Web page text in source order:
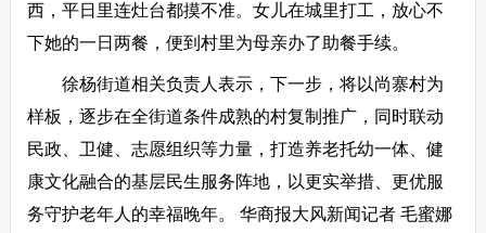
西，平日里连灶台都摸不准。女儿在城里打工，放心不
下她的一日两餐，便到村里为母亲办了助餐手续。
徐杨街道相关负责人表示，下一步，将以尚寨村为
样板，逐步在全街道条件成熟的村复制推广，同时联动
民政、卫健、志愿组织等力量，打造养老托幼一体、健
康文化融合的基层民生服务阵地，以更实举措、更优服
务守护老年人的幸福晚年。 华商报大风新闻记者 毛蜜娜